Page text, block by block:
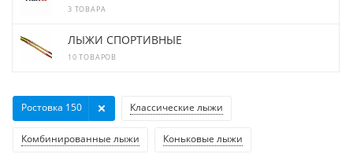
3 ТОВАРА
ЛЫЖИ СПОРТИВНЫЕ
10 ТОВАРОВ
Классические лыжи
Комбинированные лыжи Коньковые лыжи
Ростовка 150